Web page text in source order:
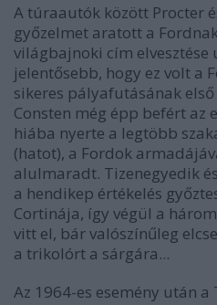
A túraautók között Procter
győzelmet aratott a
világbajnoki cím elvesztése
jelentősebb, hogy ez volt a
sikeres pályafutásának
Consten még épp befért az
hiába nyerte a legtöbb
(hatot), a Fordok
alulmaradt. Tizenegyedik
a hendikep értékelés
Cortinája, így végül a
vitt el, bár valószínűleg
a trikolórt a sárgára...
Az 1964-es esemény után